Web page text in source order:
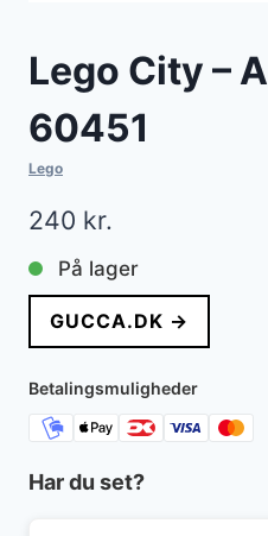
Lego City –
60451
Lego
240 kr.
På lager
GUCCA.DK →
Betalingsmuligheder
Har du set?